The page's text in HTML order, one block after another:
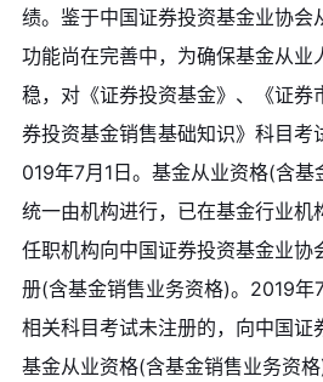
绩。鉴于中国证券投资基金业协会
功能尚在完善中，为确保基金从业
稳，对《证券投资基金》、《证券
券投资基金销售基础知识》科目考
019年7月1日。基金从业资格(含
统一由机构进行，已在基金行业机
任职机构向中国证券投资基金业协
册(含基金销售业务资格)。2019年
相关科目考试未注册的，向中国证
基金从业资格(含基金销售业务资